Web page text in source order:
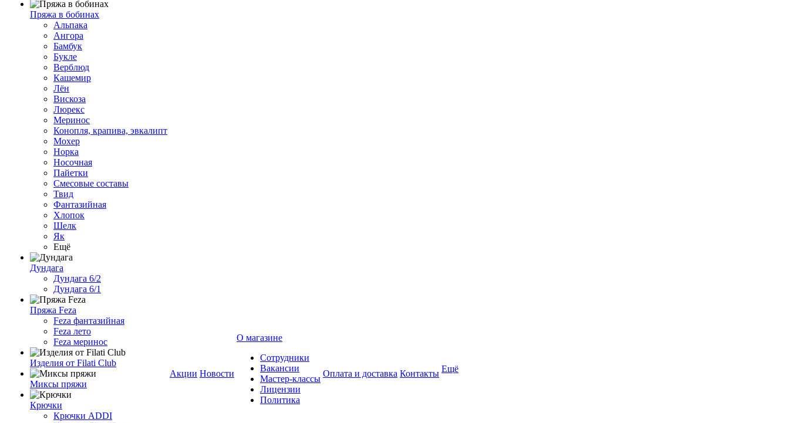
Пряжа в бобинах
Альпака
Ангора
Бамбук
Букле
Верблюд
Кашемир
Лён
Вискоза
Люрекс
Меринос
Конопля, крапива, эвкалипт
Мохер
Норка
Носочная
Пайетки
Смесовые составы
Твид
Фантазийная
Хлопок
Шелк
Як
Ещё
Дундага
Дундага 6/2
Дундага 6/1
Пряжа Feza
Feza фантазийная
Feza лето
Feza меринос
Изделия от Filati Club
Миксы пряжи
Крючки
Крючки ADDI
Акции Новости
О магазине
Сотрудники
Вакансии
Мастер-классы
Лицензии
Политика
Оплата и доставка Контакты Ещё